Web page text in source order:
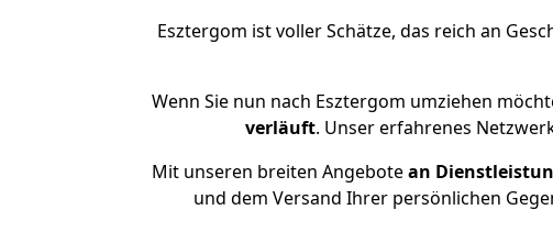
Esztergom ist voller Schätze, das reich an
Wenn Sie nun nach Esztergom umziehen
verläuft. Unser erfahrenes
Mit unseren breiten Angebotean
und dem Versand Ihrer persönlichen